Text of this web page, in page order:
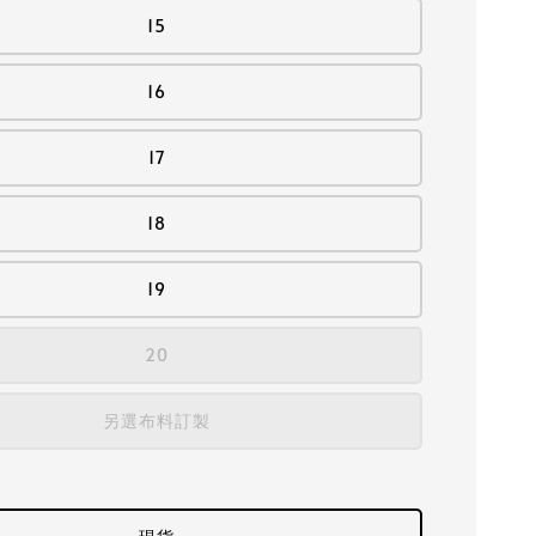
15
16
17
18
19
20
另選布料訂製